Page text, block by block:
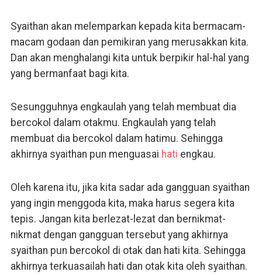
Syaithan akan melemparkan kepada kita bermacam-
macam godaan dan pemikiran yang merusakkan kita.
Dan akan menghalangi kita untuk berpikir hal-hal yang
yang bermanfaat bagi kita.
Sesungguhnya engkaulah yang telah membuat dia
bercokol dalam otakmu. Engkaulah yang telah
membuat dia bercokol dalam hatimu. Sehingga
akhirnya syaithan pun menguasai hati engkau.
Oleh karena itu, jika kita sadar ada gangguan syaithan
yang ingin menggoda kita, maka harus segera kita
tepis. Jangan kita berlezat-lezat dan bernikmat-
nikmat dengan gangguan tersebut yang akhirnya
syaithan pun bercokol di otak dan hati kita. Sehingga
akhirnya terkuasailah hati dan otak kita oleh syaithan.